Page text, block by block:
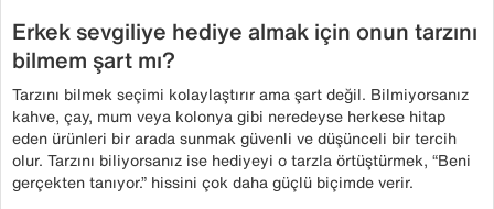
Erkek sevgiliye hediye almak için onun tarzını
bilmem şart mı?
Tarzını bilmek seçimi kolaylaştırır ama şart değil. Bilmiyorsanız
kahve, çay, mum veya kolonya gibi neredeyse herkese hitap
eden ürünleri bir arada sunmak güvenli ve düşünceli bir tercih
olur. Tarzını biliyorsanız ise hediyeyi o tarzla örtüştürmek, “Beni
gerçekten tanıyor.” hissini çok daha güçlü biçimde verir.